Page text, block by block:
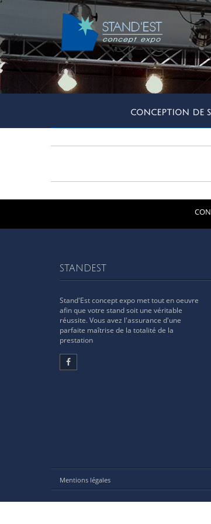
CONCEPTION DE
STANDEST
Stand'Est concept expo met tout en oeuvre
afin que votre stand soit une véritable
réussite. Vous avez l'assurance d'une
parfaite maîtrise de la totalité de la
prestation
Mentions légales